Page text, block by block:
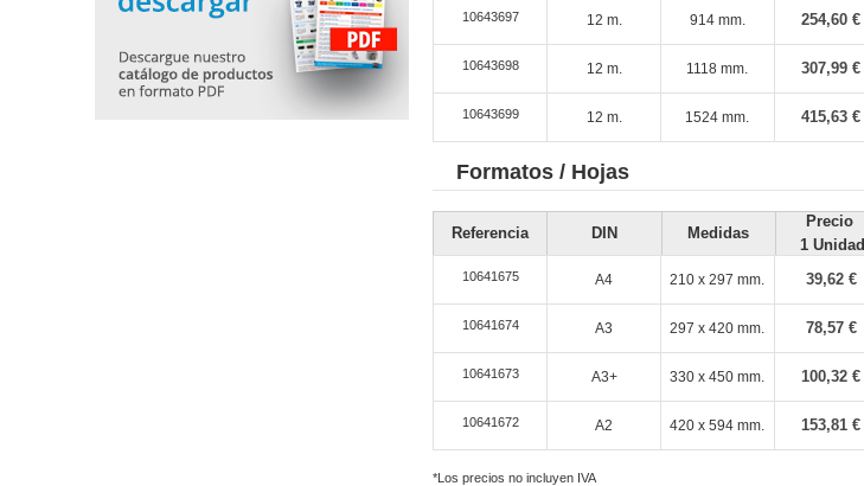
10643697 12 m. 914 mm. 254,60 €
10643698 12 m. 1118 mm. 307,99 €
10643699 12 m. 1524 mm. 415,63 €
Formatos / Hojas
Referencia DIN Medidas
Precio
1 Unidad
10641675 A4 210 x 297 mm. 39,62 €
10641674 A3 297 x 420 mm. 78,57 €
10641673 A3+ 330 x 450 mm. 100,32 €
10641672 A2 420 x 594 mm. 153,81 €
*Los precios no incluyen IVA